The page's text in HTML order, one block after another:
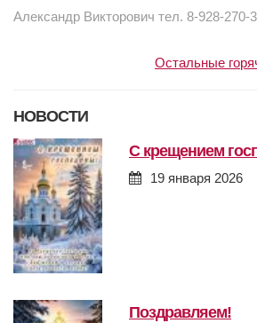
Александр Викторович тел. 8-928-270-
Остальные
НОВОСТИ
с крещением
19 января 2026
поздравляем!